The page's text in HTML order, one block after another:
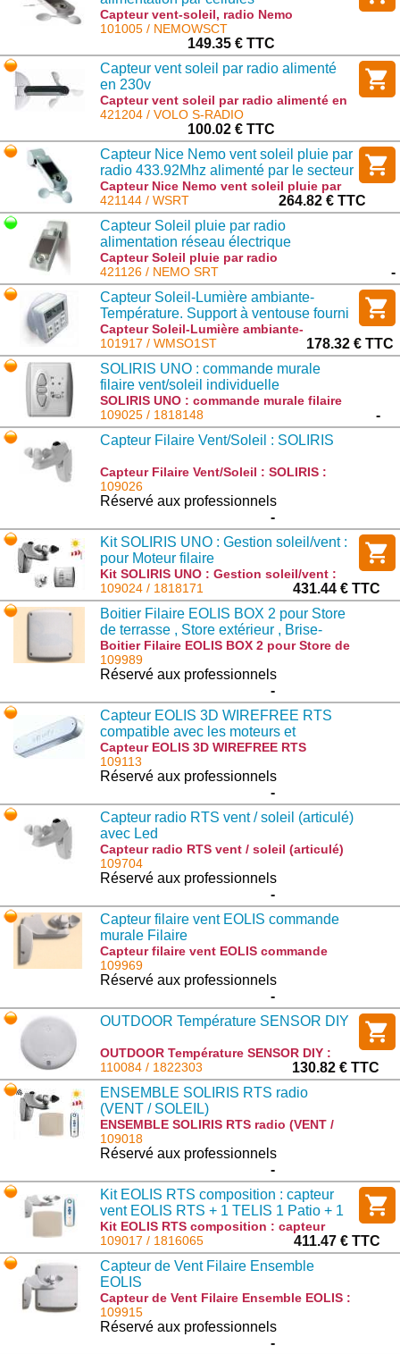
photovoltaîques intégrées
Capteur vent-soleil, radio Nemo
alimentation par cellules photovoltaîques
intégrées : NEMOWSCT
101005 / NEMOWSCT
149.35 € TTC
Capteur vent soleil par radio alimenté
en 230v
Capteur vent soleil par radio alimenté en
230v : VOLO S-RADIO
421204 / VOLO S-RADIO
100.02 € TTC
Capteur Nice Nemo vent soleil pluie par
radio 433.92Mhz alimenté par le secteur
230v
Capteur Nice Nemo vent soleil pluie par
radio 433.92Mhz alimenté par le secteur
230v : WSRT
421144 / WSRT
264.82 € TTC
Capteur Soleil pluie par radio
alimentation réseau électrique
Capteur Soleil pluie par radio
alimentation réseau électrique : NEMO
SRT
421126 / NEMO SRT
-
Capteur Soleil-Lumière ambiante-
Température. Support à ventouse fourni
Capteur Soleil-Lumière ambiante-
Température. Support à ventouse fourni :
WMSO1ST
101917 / WMSO1ST
178.32 € TTC
SOLIRIS UNO : commande murale
filaire vent/soleil individuelle
SOLIRIS UNO : commande murale filaire
vent/soleil individuelle : 1818148
109025 / 1818148
-
Capteur Filaire Vent/Soleil : SOLIRIS
Capteur Filaire Vent/Soleil : SOLIRIS :
9101474
109026
Réservé aux professionnels
-
Kit SOLIRIS UNO : Gestion soleil/vent :
pour Moteur filaire
Kit SOLIRIS UNO : Gestion soleil/vent :
pour Moteur filaire : 1818171
109024 / 1818171
431.44 € TTC
Boitier Filaire EOLIS BOX 2 pour Store
de terrasse , Store extérieur , Brise-
soleil orientable , Veranda
Boitier Filaire EOLIS BOX 2 pour Store de
terrasse , Store extérieur , Brise-soleil
orientable , Veranda : 1816046
109989
Réservé aux professionnels
-
Capteur EOLIS 3D WIREFREE RTS
compatible avec les moteurs et
récepteurs Radio Somfy - BLANC
Capteur EOLIS 3D WIREFREE RTS
compatible avec les moteurs et
récepteurs Radio Somfy - BLANC :
109113
Réservé aux professionnels
-
Capteur radio RTS vent / soleil (articulé)
avec Led
Capteur radio RTS vent / soleil (articulé)
avec Led : 1818212
109704
Réservé aux professionnels
-
Capteur filaire vent EOLIS commande
murale Filaire
Capteur filaire vent EOLIS commande
murale Filaire : 9101480
109969
Réservé aux professionnels
-
OUTDOOR Température SENSOR DIY
OUTDOOR Température SENSOR DIY :
1822303
110084 / 1822303
130.82 € TTC
ENSEMBLE SOLIRIS RTS radio
(VENT / SOLEIL)
ENSEMBLE SOLIRIS RTS radio (VENT /
SOLEIL) : 1818208
109018
Réservé aux professionnels
-
Kit EOLIS RTS composition : capteur
vent EOLIS RTS + 1 TELIS 1 Patio + 1
récepteur RTS
Kit EOLIS RTS composition : capteur
vent EOLIS RTS + 1 TELIS 1 Patio + 1
récepteur RTS : 1816065
109017 / 1816065
411.47 € TTC
Capteur de Vent Filaire Ensemble
EOLIS
Capteur de Vent Filaire Ensemble EOLIS :
1816048
109915
Réservé aux professionnels
-